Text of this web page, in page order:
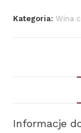
Kategoria:Wina
Informacje